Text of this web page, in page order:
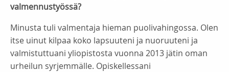
valmennustyössä?
Minusta tuli valmentaja hieman puolivahingossa. Olen
itse uinut kilpaa koko lapsuuteni ja nuoruuteni ja
valmistuttuani yliopistosta vuonna 2013 jätin oman
urheilun syrjemmälle. Opiskellessani